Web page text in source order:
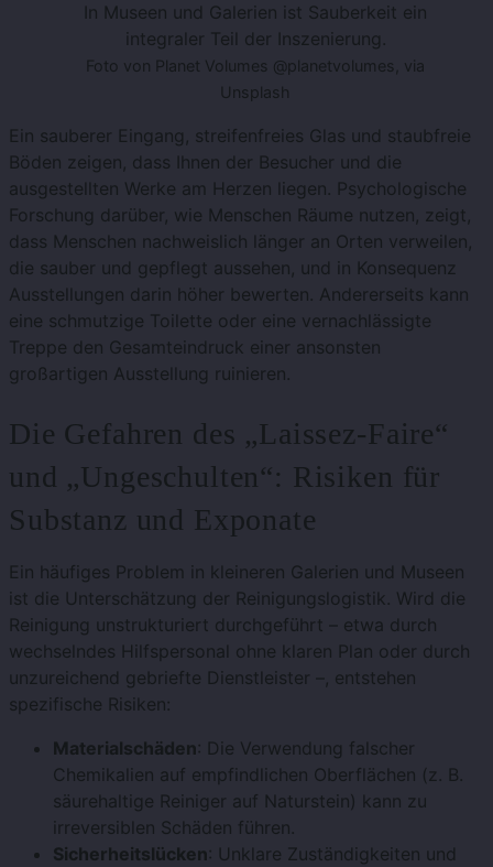
In Museen und Galerien ist Sauberkeit ein
integraler Teil der Inszenierung.
Foto von Planet Volumes @planetvolumes, via
Unsplash
Ein sauberer Eingang, streifenfreies Glas und staubfreie
Böden zeigen, dass Ihnen der Besucher und die
ausgestellten Werke am Herzen liegen. Psychologische
Forschung darüber, wie Menschen Räume nutzen, zeigt,
dass Menschen nachweislich länger an Orten verweilen,
die sauber und gepflegt aussehen, und in Konsequenz
Ausstellungen darin höher bewerten. Andererseits kann
eine schmutzige Toilette oder eine vernachlässigte
Treppe den Gesamteindruck einer ansonsten
großartigen Ausstellung ruinieren.
Die Gefahren des „Laissez-Faire“
und „Ungeschulten“: Risiken für
Substanz und Exponate
Ein häufiges Problem in kleineren Galerien und Museen
ist die Unterschätzung der Reinigungslogistik. Wird die
Reinigung unstrukturiert durchgeführt – etwa durch
wechselndes Hilfspersonal ohne klaren Plan oder durch
unzureichend gebriefte Dienstleister –, entstehen
spezifische Risiken:
Materialschäden: Die Verwendung falscher
Chemikalien auf empfindlichen Oberflächen (z. B.
säurehaltige Reiniger auf Naturstein) kann zu
irreversiblen Schäden führen.
Sicherheitslücken: Unklare Zuständigkeiten und